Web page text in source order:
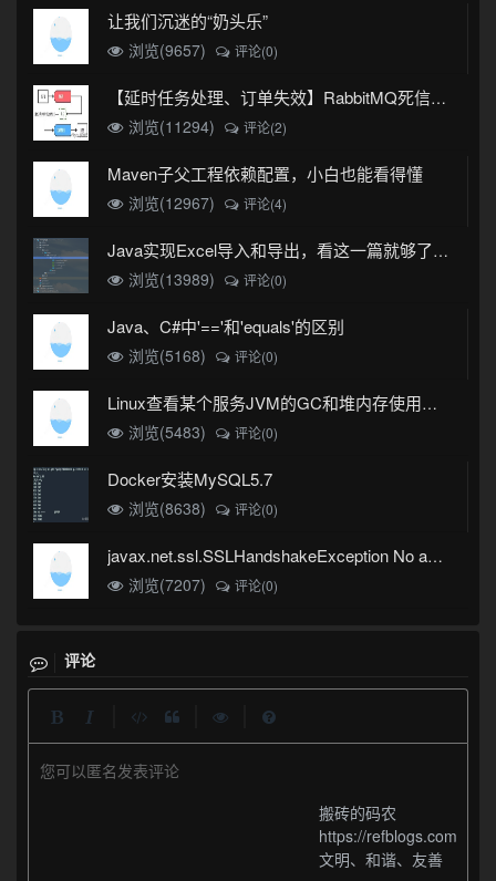
让我们沉迷的“奶头乐”
浏览(9657) 评论(0)
【延时任务处理、订单失效】RabbitMQ死信队列实现
浏览(11294)
评论(2)
Maven子父工程依赖配置，小白也能看得懂
浏览(12967) 评论(4)
Java实现Excel导入和导出，看这一篇就够了(珍藏版)
浏览(13989)
评论(0)
Java、C#中'=='和'equals'的区别
浏览(5168) 评论(0)
Linux查看某个服务JVM的GC和堆内存使用情况
浏览(5483)
评论(0)
Docker安装MySQL5.7
浏览(8638) 评论(0)
javax.net.ssl.SSLHandshakeException No appropriate protocol (protocol is disabled or cipher suites are inappropriate)错误
浏览(7207)
评论(0)
评论
您可以匿名发表评论
搬砖的码农
https://refblogs.com
文明、和谐、友善